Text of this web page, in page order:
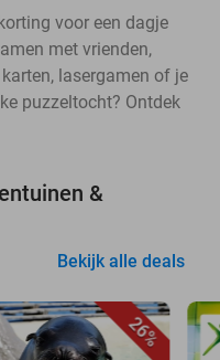
voor een dagje
met vrienden,
lasergamen of je
puzzeltocht? Ontdek
&
Bekijk alle deals
26%